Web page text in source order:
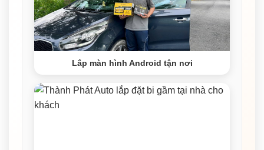
Lắp màn hình Android tận nơi